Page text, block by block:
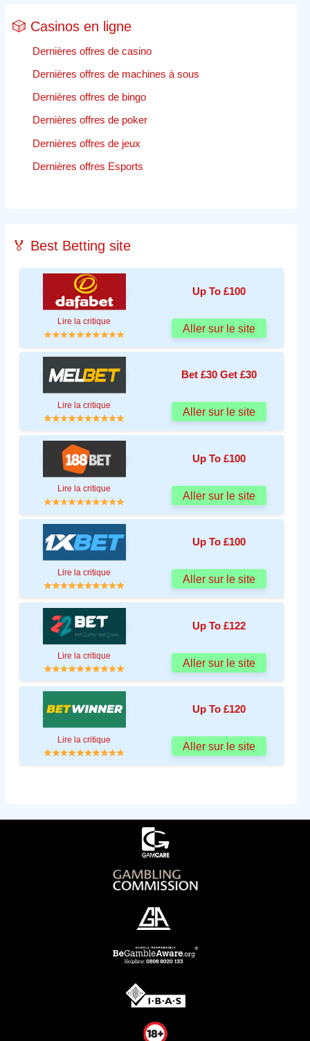
🎲 Casinos en ligne
Dernières offres de casino
Dernières offres de machines à sous
Dernières offres de bingo
Dernières offres de poker
Dernières offres de jeux
Dernières offres Esports
🏅 Best Betting site
Up To £100
Lire la critique
Aller sur le site
Bet £30 Get £30
Lire la critique
Aller sur le site
Up To £100
Lire la critique
Aller sur le site
Up To £100
Lire la critique
Aller sur le site
Up To £122
Lire la critique
Aller sur le site
Up To £120
Lire la critique
Aller sur le site